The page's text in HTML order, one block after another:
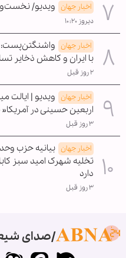
اخبار جهان ویدیو/
دیروز ۱۰:۲۰
اخبار جهان واشنگتن‌پست:
با ایران و کاهش ذخایر
۲ روز قبل
اخبار جهان ویدیو | ایالت
اربعین حسینی در
۳ روز قبل
اخبار جهان بیانیه حزب
تخلیه شهرک امید سبز
دارد
۳ روز قبل
صدای